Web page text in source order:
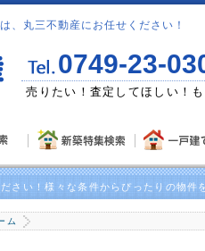
、丸三不動産にお任せください！
0749-23-
売りたい！査定してほしい！
さい！様々な条件からぴったりの物件
ム